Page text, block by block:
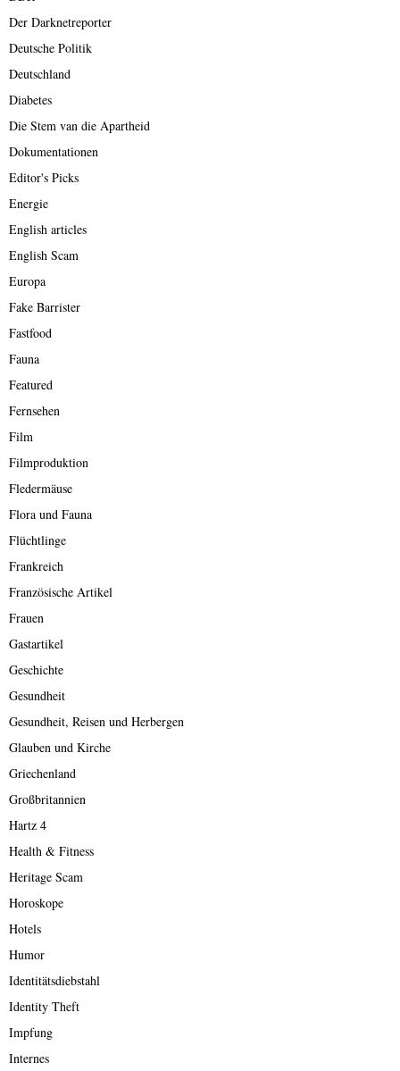
Der Darknetreporter
Deutsche Politik
Deutschland
Diabetes
Die Stem van die Apartheid
Dokumentationen
Editor's Picks
Energie
English articles
English Scam
Europa
Fake Barrister
Fastfood
Fauna
Featured
Fernsehen
Film
Filmproduktion
Fledermäuse
Flora und Fauna
Flüchtlinge
Frankreich
Französische Artikel
Frauen
Gastartikel
Geschichte
Gesundheit
Gesundheit, Reisen und Herbergen
Glauben und Kirche
Griechenland
Großbritannien
Hartz 4
Health & Fitness
Heritage Scam
Horoskope
Hotels
Humor
Identitätsdiebstahl
Identity Theft
Impfung
Internes